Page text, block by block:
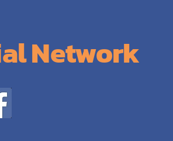
Network